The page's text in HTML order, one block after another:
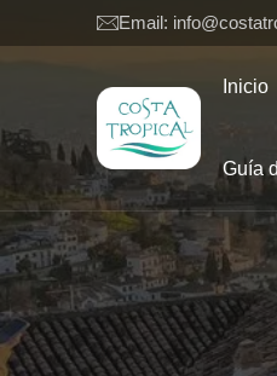
Email:
Inicio
Guía